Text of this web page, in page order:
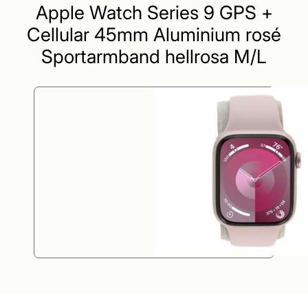
Apple Watch Series 9 GPS +
Cellular 45mm Aluminium rosé
Sportarmband hellrosa M/L